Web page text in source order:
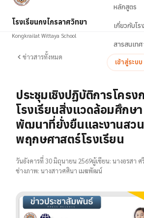
โรงเรียนกงไกรลาศวิทยา
Kongkrailat Wittaya School
หลักสูตร
เกี่ยวกับโร
สารสนเทศ
เข้าสู่ระบบ
ข่าวสารทั้งหมด
ประชุมเชิงปฏิบัติการโครง
โรงเรียนสิ่งแวดล้อมศึกษ
พัฒนาที่ยั่งยืนและงานสวน
พฤกษศาสตร์โรงเรียน
วันอังคารที่ 30 มิถุนายน 2569ผู้เขียน: นางอรสา
ช่างภาพ: นางสาวศศินา เมฆพัฒน์